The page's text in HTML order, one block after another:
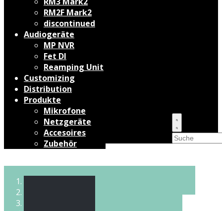
RM2F Mark2
discontinued
Audiogeräte
MP NVR
Fet DI
Reamping Unit
Customizing
Distribution
Produkte
Mikrofone
Netzgeräte
Accesoires
Zubehör